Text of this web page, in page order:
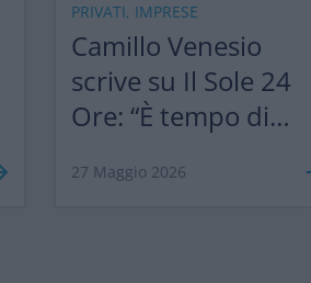
PRIVATI, IMPRESE
Camillo Venesio
scrive su Il Sole 24
Ore: “È tempo di
norme europee per
27 Maggio 2026